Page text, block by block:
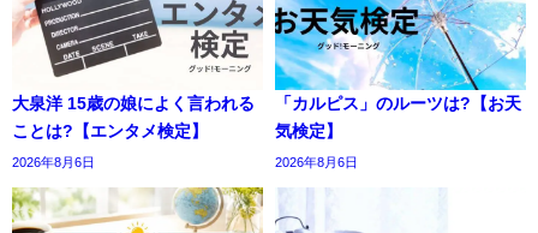
大泉洋 15歳の娘によく言われる
ことは?【エンタメ検定】
2026年8月6日
「カルピス」のルーツは?【お天
気検定】
2026年8月6日